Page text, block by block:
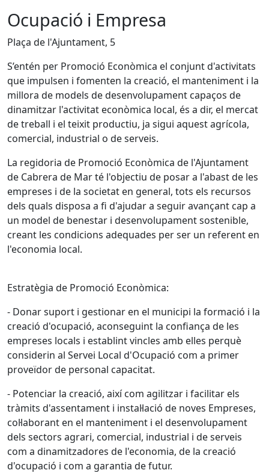
Ocupació i Empresa
Plaça de l'Ajuntament, 5
S’entén per Promoció Econòmica el conjunt d'activitats
que impulsen i fomenten la creació, el manteniment i la
millora de models de desenvolupament capaços de
dinamitzar l'activitat econòmica local, és a dir, el mercat
de treball i el teixit productiu, ja sigui aquest agrícola,
comercial, industrial o de serveis.
La regidoria de Promoció Econòmica de l'Ajuntament
de Cabrera de Mar té l'objectiu de posar a l'abast de les
empreses i de la societat en general, tots els recursos
dels quals disposa a fi d'ajudar a seguir avançant cap a
un model de benestar i desenvolupament sostenible,
creant les condicions adequades per ser un referent en
l'economia local.
Estratègia de Promoció Econòmica:
- Donar suport i gestionar en el municipi la formació i la
creació d'ocupació, aconseguint la confiança de les
empreses locals i establint vincles amb elles perquè
considerin al Servei Local d'Ocupació com a primer
proveïdor de personal capacitat.
- Potenciar la creació, així com agilitzar i facilitar els
tràmits d'assentament i instal·lació de noves Empreses,
col·laborant en el manteniment i el desenvolupament
dels sectors agrari, comercial, industrial i de serveis
com a dinamitzadores de l'economia, de la creació
d'ocupació i com a garantia de futur.